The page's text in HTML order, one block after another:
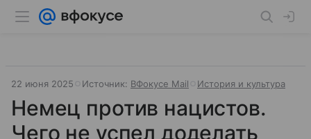
22 июня 2025 Источник: ВФокусе Mail История и культура
Немец против нацистов.
Чего не успел доделать